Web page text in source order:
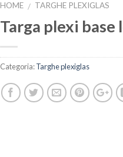
HOME / TARGHE PLEXIGLAS
Targa plexi base
Categoria:Targhe plexiglas